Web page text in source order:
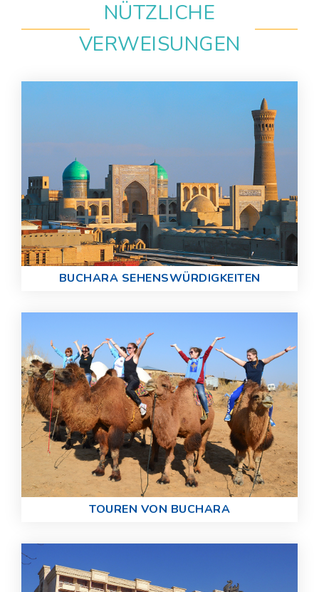
NÜTZLICHE
VERWEISUNGEN
BUCHARA SEHENSWÜRDIGKEITEN
TOUREN VON BUCHARA